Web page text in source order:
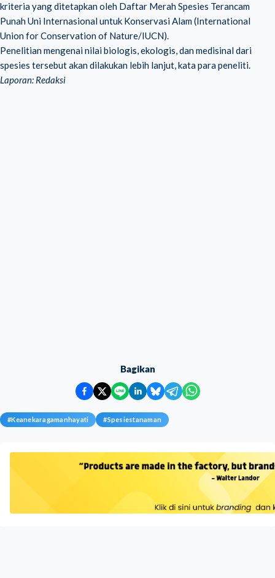
kriteria yang ditetapkan oleh Daftar Merah Spesies Terancam
Punah Uni Internasional untuk Konservasi Alam (International
Union for Conservation of Nature/IUCN).
Penelitian mengenai nilai biologis, ekologis, dan medisinal dari
spesies tersebut akan dilakukan lebih lanjut, kata para peneliti.
Laporan: Redaksi
Bagikan
#Keanekaragamanhayati #Spesiestanaman